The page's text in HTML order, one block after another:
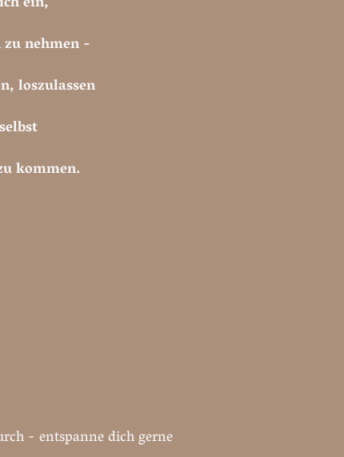
nehmen -
loszulassen
kommen.
- entspanne dich gerne